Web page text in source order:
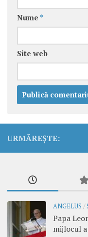
Nume *
Site web
URMĂREȘTE:
ANGELUS /
Papa
mijlocul